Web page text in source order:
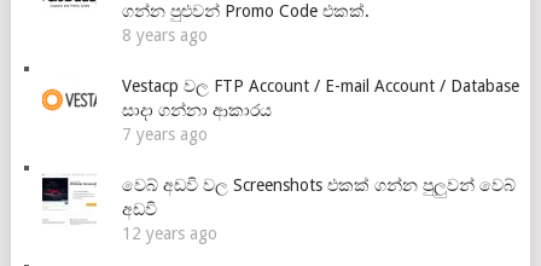
ගන්න පුළුවන් Promo Code එකක්.
8 years ago
Vestacp වල FTP Account / E-mail Account / Database
සාදා ගන්නා ආකාරය
7 years ago
වෙබ් අඩවි වල Screenshots එකක් ගන්න පුලුවන් වෙබ්
අඩවි
12 years ago